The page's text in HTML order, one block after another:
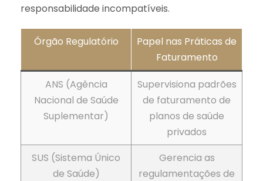
responsabilidade incompatíveis.
Órgão Regulatório
Papel nas Práticas de
Faturamento
ANS (Agência
Nacional de Saúde
Suplementar)
Supervisiona padrões
de faturamento de
planos de saúde
privados
SUS (Sistema Único
de Saúde)
Gerencia as
regulamentações de